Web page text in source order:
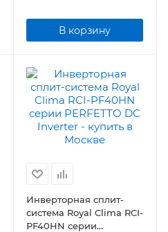
В корзину
Инверторная сплит-
система Royal Clima RCI-
PF40HN серии